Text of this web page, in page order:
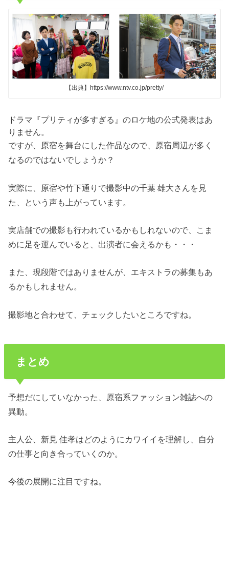
【出典】https://www.ntv.co.jp/pretty/
ドラマ『プリティが多すぎる』のロケ地の公式発表はあ
りません。
ですが、原宿を舞台にした作品なので、原宿周辺が多く
なるのではないでしょうか？
実際に、原宿や竹下通りで撮影中の千葉 雄大さんを見
た、という声も上がっています。
実店舗での撮影も行われているかもしれないので、こま
めに足を運んでいると、出演者に会えるかも・・・
また、現段階ではありませんが、エキストラの募集もあ
るかもしれません。
撮影地と合わせて、チェックしたいところですね。
まとめ
予想だにしていなかった、原宿系ファッション雑誌への
異動。
主人公、新見 佳孝はどのようにカワイイを理解し、自分
の仕事と向き合っていくのか。
今後の展開に注目ですね。